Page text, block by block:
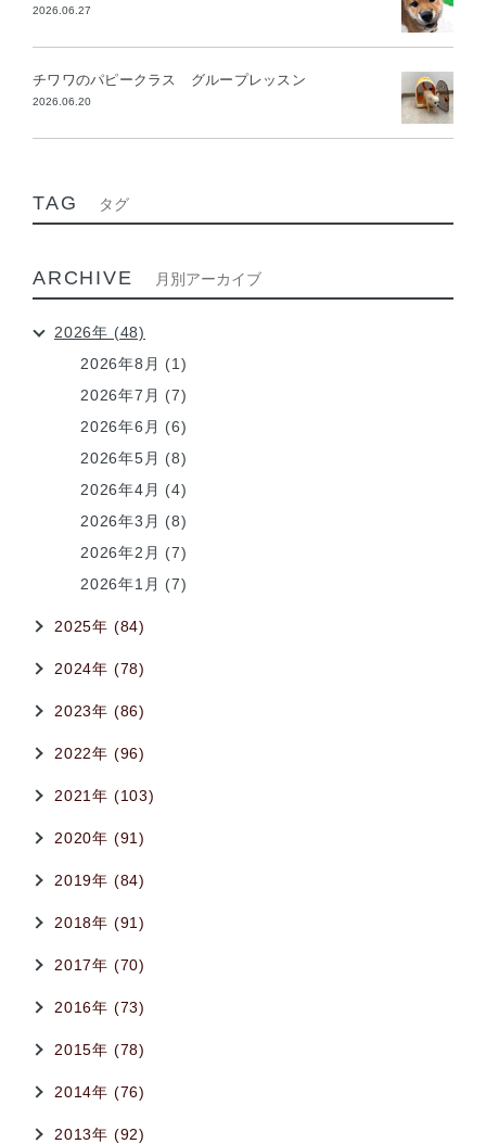
2026.06.27
チワワのパピークラス グループレッスン
2026.06.20
TAG タグ
ARCHIVE 月別アーカイブ
2026年 (48)
2026年8月 (1)
2026年7月 (7)
2026年6月 (6)
2026年5月 (8)
2026年4月 (4)
2026年3月 (8)
2026年2月 (7)
2026年1月 (7)
2025年 (84)
2024年 (78)
2023年 (86)
2022年 (96)
2021年 (103)
2020年 (91)
2019年 (84)
2018年 (91)
2017年 (70)
2016年 (73)
2015年 (78)
2014年 (76)
2013年 (92)